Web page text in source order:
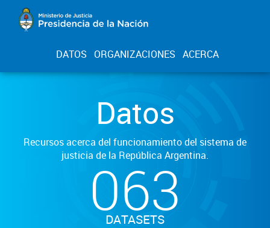
DATOS ORGANIZACIONES ACERCA
Datos
Recursos acerca del funcionamiento del sistema de
justicia de la República Argentina.
063
DATASETS